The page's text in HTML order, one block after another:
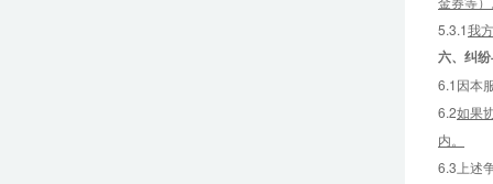
5.3.1我
六、 纠
6.1因本
6.2如果
内。
6.3上述